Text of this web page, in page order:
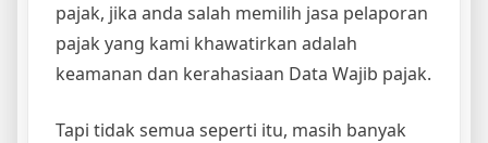
pajak, jika anda salah memilih jasa pelaporan
pajak yang kami khawatirkan adalah
keamanan dan kerahasiaan Data Wajib pajak.
Tapi tidak semua seperti itu, masih banyak